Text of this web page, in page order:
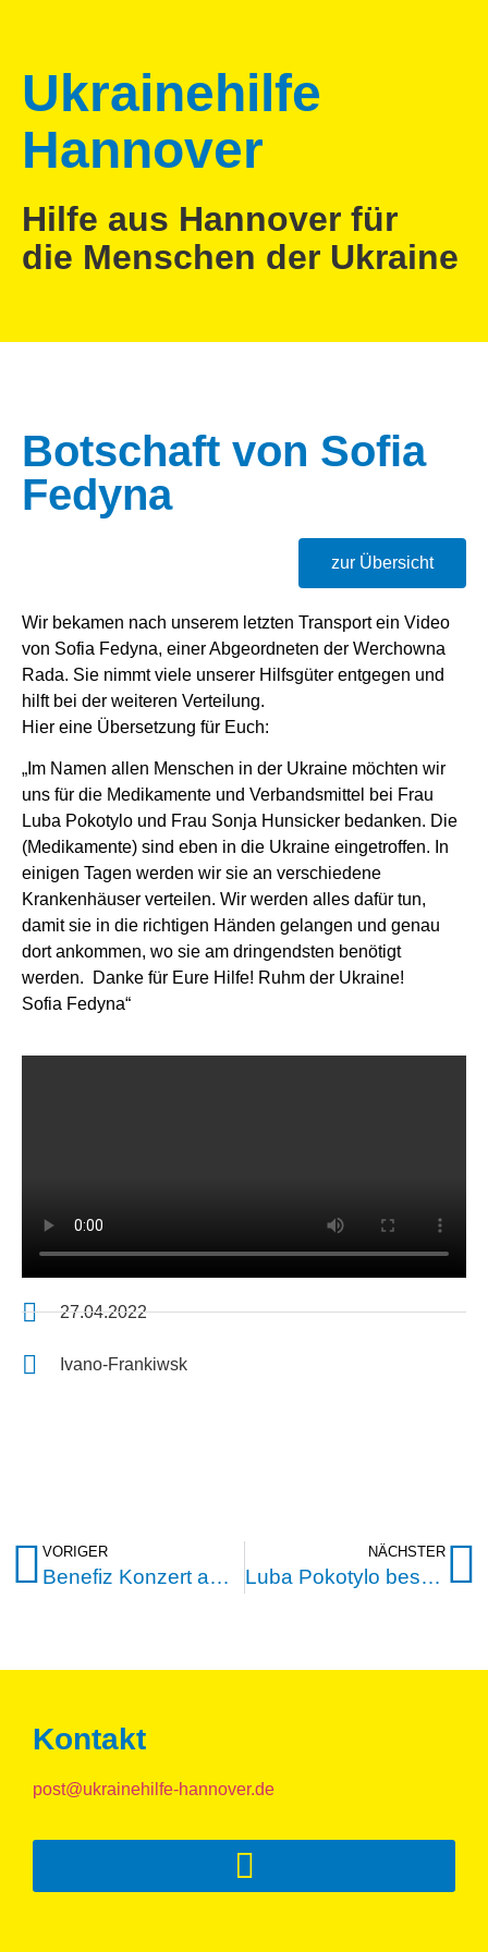
Ukrainehilfe
Hannover
Hilfe aus Hannover für
die Menschen der Ukraine
Botschaft von Sofia
Fedyna
zur Übersicht
Wir bekamen nach unserem letzten Transport ein Video
von Sofia Fedyna, einer Abgeordneten der Werchowna
Rada. Sie nimmt viele unserer Hilfsgüter entgegen und
hilft bei der weiteren Verteilung.
Hier eine Übersetzung für Euch:
„Im Namen allen Menschen in der Ukraine möchten wir
uns für die Medikamente und Verbandsmittel bei Frau
Luba Pokotylo und Frau Sonja Hunsicker bedanken. Die
(Medikamente) sind eben in die Ukraine eingetroffen. In
einigen Tagen werden wir sie an verschiedene
Krankenhäuser verteilen. Wir werden alles dafür tun,
damit sie in die richtigen Händen gelangen und genau
dort ankommen, wo sie am dringendsten benötigt
werden. Danke für Eure Hilfe! Ruhm der Ukraine!
Sofia Fedyna“
27.04.2022
Ivano-Frankiwsk
VORIGER
Benefiz Konzert am 13. Oktober in der Berliner Philharmonie
NÄCHSTER
Luba Pokotylo besucht das Flüchtlingshaus in Billyi Kamin
Kontakt
post@ukrainehilfe-hannover.de